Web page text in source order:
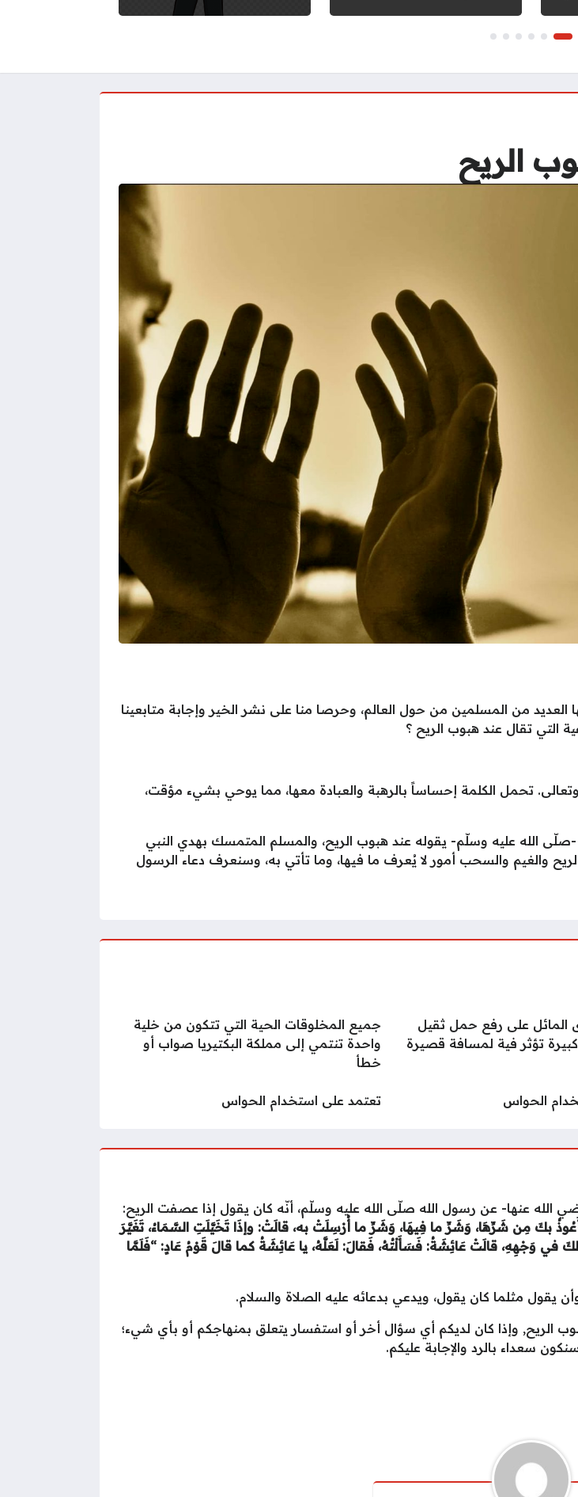
الريح
العديد من المسلمين من حول العالم، وحرصا منا على نشر الخير وإجابة متابعينا
التي تقال عند هبوب الريح ؟
تحمل الكلمة إحساساً بالرهبة والعبادة معها، مما يوحي بشيء مؤقت،
-صلّى الله عليه وسلّم- يقوله عند هبوب الريح، والمسلم المتمسك بهدي النبي
والغيم والسحب أمور لا يُعرف ما فيها، وما تأتي به، وسنعرف دعاء الرسول
المائل على رفع حمل ثقيل
تؤثر فية لمسافة قصيرة
جميع المخلوقات الحية التي تتكون من خلية
واحدة تنتمي إلى مملكة البكتيريا صواب أو
خطأ
الحواس تعتمد على استخدام الحواس
الله عنها- عن رسول الله صلّى الله عليه وسلّم، أنّه كان يقول إذا عصفت الريح:
بكَ مِن شَرِّهَا، وَشَرِّ ما فِيهَا، وَشَرِّ ما أُرْسِلَتْ به، قالَتْ: وإذَا تَخَيَّلَتِ السَّمَاءُ، تَغَيَّرَ
في وَجْهِهِ، قالَتْ عَائِشَةُ: فَسَأَلْتُهُ، فَقالَ: لَعَلَّهُ، يا عَائِشَةُ كما قالَ قَوْمُ عَادٍ: “فَلَمَّا
مثلما كان يقول، ويدعي بدعائه عليه الصلاة والسلام.
الريح, وإذا كان لديكم أي سؤال أخر أو استفسار يتعلق بمنهاجكم أو بأي شيء؛
سعداء بالرد والإجابة عليكم.